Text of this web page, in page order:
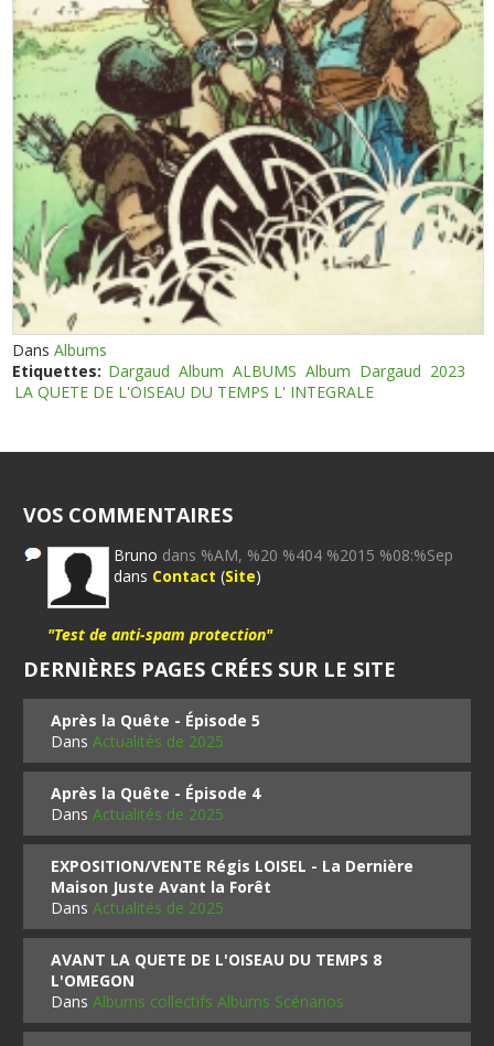
DansAlbums
Etiquettes: Dargaud Album ALBUMS Album Dargaud 2023
LA QUETE DE L'OISEAU DU TEMPS L' INTEGRALE
VOS COMMENTAIRES
Bruno dans %AM, %20 %404 %2015 %08:%Sep
dans Contact (Site)
"Test de anti-spam protection"
DERNIÈRES PAGES CRÉES SUR LE SITE
Après la Quête - Épisode 5
DansActualités de 2025
Après la Quête - Épisode 4
DansActualités de 2025
EXPOSITION/VENTE Régis LOISEL - La Dernière
Maison Juste Avant la Forêt
DansActualités de 2025
AVANT LA QUETE DE L'OISEAU DU TEMPS 8
L'OMEGON
DansAlbums collectifs Albums Scénarios